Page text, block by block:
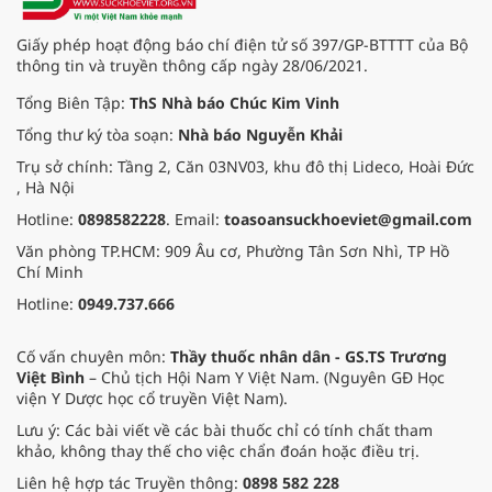
Giấy phép hoạt động báo chí điện tử số 397/GP-BTTTT của Bộ
thông tin và truyền thông cấp ngày 28/06/2021.
Tổng Biên Tập: ThS Nhà báo Chúc Kim Vinh
Tổng thư ký tòa soạn: Nhà báo Nguyễn Khải
Trụ sở chính: Tầng 2, Căn 03NV03, khu đô thị Lideco, Hoài Đức
, Hà Nội
Hotline: 0898582228. Email: toasoansuckhoeviet@gmail.com
Văn phòng TP.HCM: 909 Âu cơ, Phường Tân Sơn Nhì, TP Hồ
Chí Minh
Hotline: 0949.737.666
Cố vấn chuyên môn: Thầy thuốc nhân dân - GS.TS Trương
Việt Bình – Chủ tịch Hội Nam Y Việt Nam. (Nguyên GĐ Học
viện Y Dược học cổ truyền Việt Nam).
Lưu ý: Các bài viết về các bài thuốc chỉ có tính chất tham
khảo, không thay thế cho việc chẩn đoán hoặc điều trị.
Liên hệ hợp tác Truyền thông: 0898 582 228